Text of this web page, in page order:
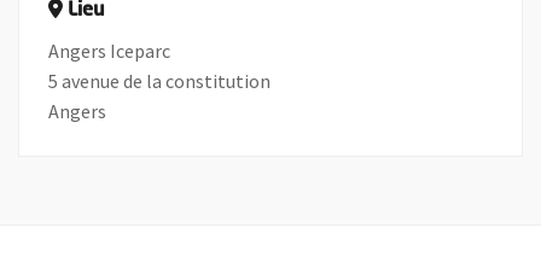
Lieu
Angers Iceparc
5 avenue de la constitution
Angers